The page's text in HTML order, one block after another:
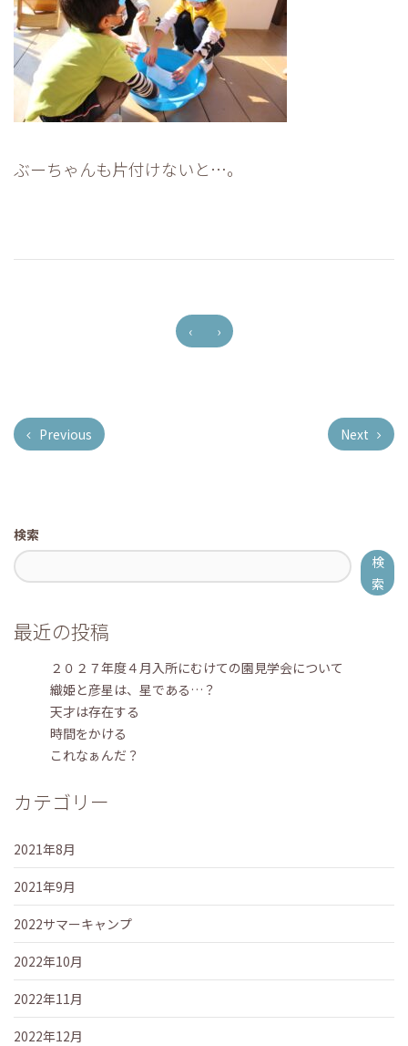
ぶーちゃんも片付けないと…。
‹ ›
Previous Next
検索
検
索
最近の投稿
２０２７年度４月入所にむけての園見学会について
織姫と彦星は、星である…？
天才は存在する
時間をかける
これなぁんだ？
カテゴリー
2021年8月
2021年9月
2022サマーキャンプ
2022年10月
2022年11月
2022年12月